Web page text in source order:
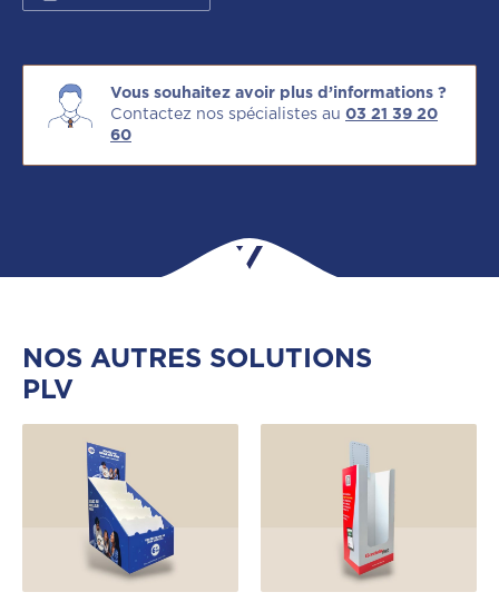
Vous souhaitez avoir plus d’informations ?
Contactez nos spécialistes au 03 21 39 20
60
NOS AUTRES SOLUTIONS
PLV